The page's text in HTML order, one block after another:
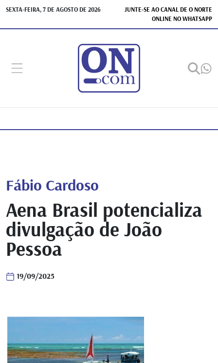
SEXTA-FEIRA, 7 DE AGOSTO DE 2026
JUNTE-SE AO CANAL DE O NORTE
ONLINE NO WHATSAPP
Fábio Cardoso
Aena Brasil potencializa
divulgação de João
Pessoa
19/09/2025